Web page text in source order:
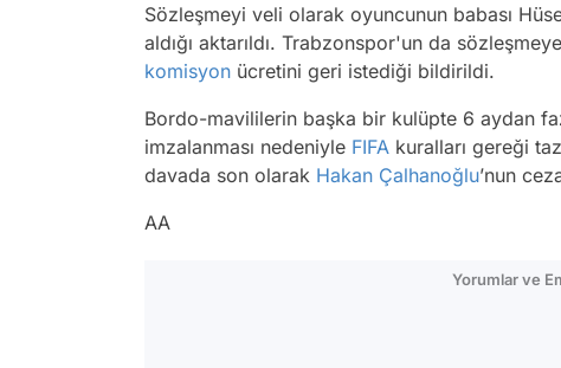
Sözleşmeyi veli olarak oyuncunun babası
aldığı aktarıldı. Trabzonspor'un da
komisyon ücretini geri istediği bildirildi.
Bordo-mavililerin başka bir kulüpte 6 aydan
imzalanması nedeniyle FIFA kuralları gereği
davada son olarak Hakan Çalhanoğlu’nun
AA
Yorumlar ve